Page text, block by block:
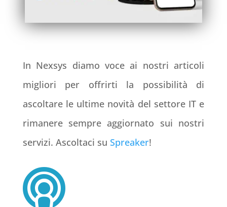
In Nexsys diamo voce ai nostri articoli
migliori per offrirti la possibilità di
ascoltare le ultime novità del settore IT e
rimanere sempre aggiornato sui nostri
servizi. Ascoltaci su Spreaker!
